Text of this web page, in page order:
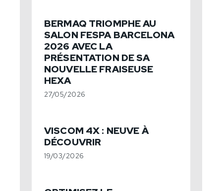
BERMAQ TRIOMPHE AU
SALON FESPA BARCELONA
2026 AVEC LA
PRÉSENTATION DE SA
NOUVELLE FRAISEUSE
HEXA
27/05/2026
VISCOM 4X : NEUVE À
DÉCOUVRIR
19/03/2026